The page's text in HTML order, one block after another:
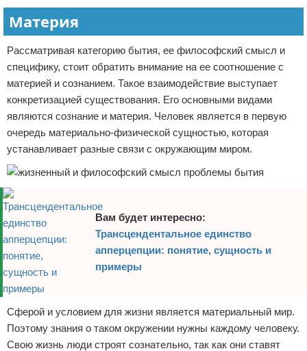
Материя
Рассматривая категорию бытия, ее философский смысл и
специфику, стоит обратить внимание на ее соотношение с
материей и сознанием. Такое взаимодействие выступает
конкретизацией существования. Его основными видами
являются сознание и материя. Человек является в первую
очередь материально-физической сущностью, которая
устанавливает разные связи с окружающим миром.
Вам будет интересно:
Трансцендентальное единство
апперцепции: понятие, сущность и
примеры
Сферой и условием для жизни является материальный мир.
Поэтому знания о таком окружении нужны каждому человеку.
Свою жизнь люди строят сознательно, так как они ставят